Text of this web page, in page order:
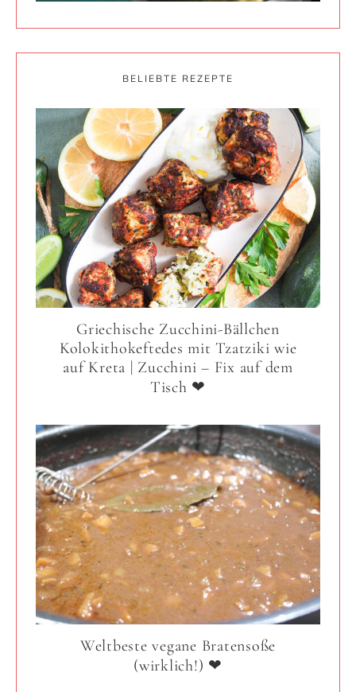
BELIEBTE REZEPTE
Griechische Zucchini-Bällchen
Kolokithokeftedes mit Tzatziki wie
auf Kreta | Zucchini – Fix auf dem
Tisch ❤
Weltbeste vegane Bratensoße
(wirklich!) ❤